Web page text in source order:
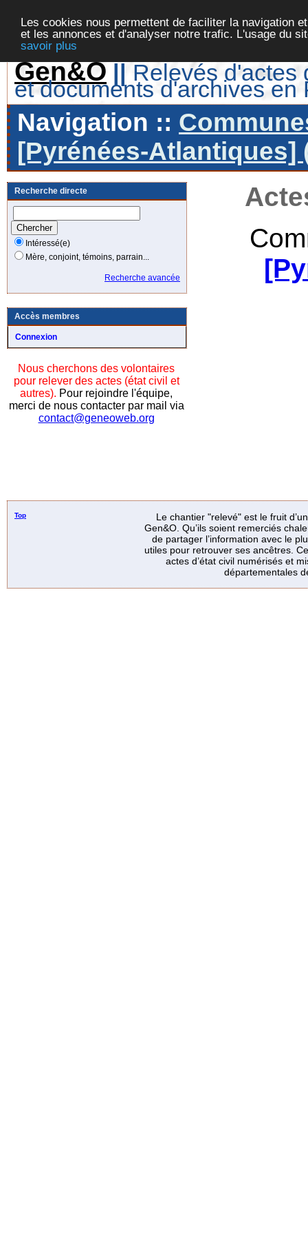
Les cookies nous permettent de faciliter la navigation
et les annonces et d'analyser notre trafic. L'usage du
savoir plus
Gen&O || Relevés d'actes
et documents d'archives en
Navigation ::
[Pyrénées-Atlantiques]
Recherche directe
Intéressé(e)
Mère, conjoint, témoins, parrain...
Recherche avancée
Accès membres
Connexion
Nous cherchons des volontaires
pour relever des actes (état civil et
autres). Pour rejoindre l'équipe,
merci de nous contacter par mail via
contact@geneoweb.org
Top
Le chantier "relevé" est le fruit
Gen&O. Qu’ils soient remerciés
de partager l’information avec le
utiles pour retrouver ses ancêtres.
actes d’état civil numérisés et
départementales